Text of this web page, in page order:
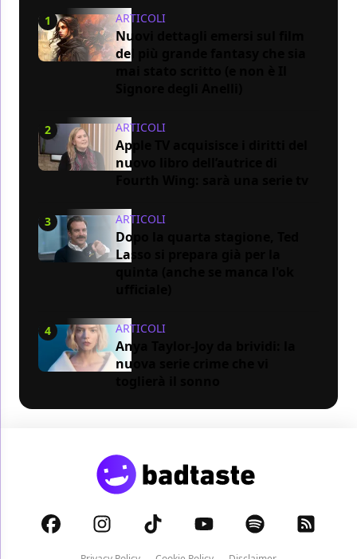
1 ARTICOLI
Nuovi dettagli emersi sul film
del più grande fantasy che sia
2 ARTICOLI
Apple TV acquisisce i diritti del
nuovo libro dell’autrice di
3 ARTICOLI
Dopo la quarta stagione, Ted
Lasso si prepara già per la
4 ARTICOLI
Anya Taylor-Joy da brividi: la
nuova serie crime che vi